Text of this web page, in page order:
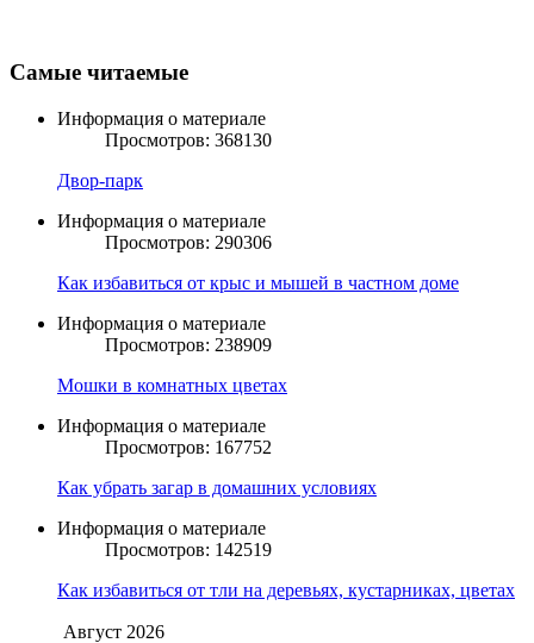
Самые читаемые
Информация о материале
Просмотров: 368130
Двор-парк
Информация о материале
Просмотров: 290306
Как избавиться от крыс и мышей в частном доме
Информация о материале
Просмотров: 238909
Мошки в комнатных цветах
Информация о материале
Просмотров: 167752
Как убрать загар в домашних условиях
Информация о материале
Просмотров: 142519
Как избавиться от тли на деревьях, кустарниках, цветах
Август 2026